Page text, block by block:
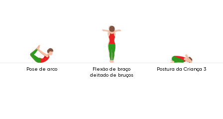
Pose de arco
Flexão de braço
deitado de bruços
Postura da Criança 3